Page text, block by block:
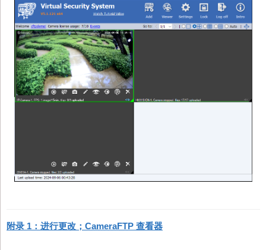
附录 1：进行更改；CameraFTP 查看器